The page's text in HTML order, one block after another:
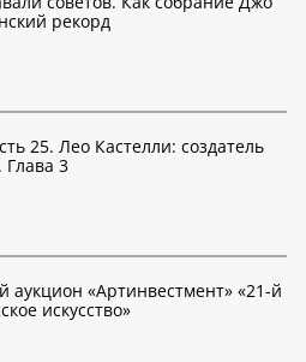
рекорд
25. Лео Кастелли: создатель
3
аукцион «Артинвестмент» «21-й
искусство»